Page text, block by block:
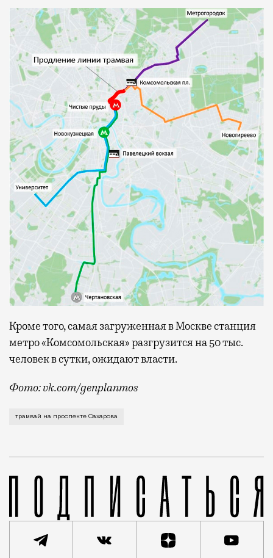
Кроме того, самая загруженная в Москве станция
метро «Комсомольская» разгрузится на 50 тыс.
человек в сутки, ожидают власти.
Фото: vk.com/genplanmos
Утвержден проект новой линии трамвая, которая
трамвай на проспекте Сахарова